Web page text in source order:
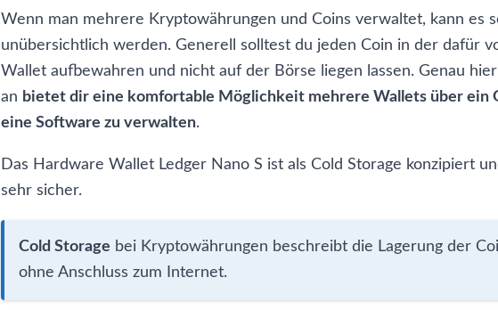
Wenn man mehrere Kryptowährungen und Coins verwaltet, kann es
unübersichtlich werden. Generell solltest du jeden Coin in der dafür
Wallet aufbewahren und nicht auf der Börse liegen lassen. Genau
an bietet dir eine komfortable Möglichkeit mehrere Wallets über ein
eine Software zu verwalten.
Das Hardware Wallet Ledger Nano S ist als Cold Storage konzipiert
sehr sicher.
Cold Storage bei Kryptowährungen beschreibt die Lagerung der
ohne Anschluss zum Internet.